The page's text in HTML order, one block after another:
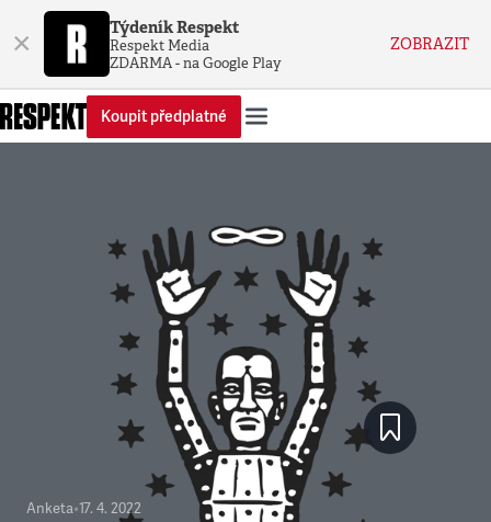
× Týdeník Respekt
Respekt Media
ZDARMA - na Google Play
ZOBRAZIT
Koupit předplatné
Anketa•17. 4. 2022